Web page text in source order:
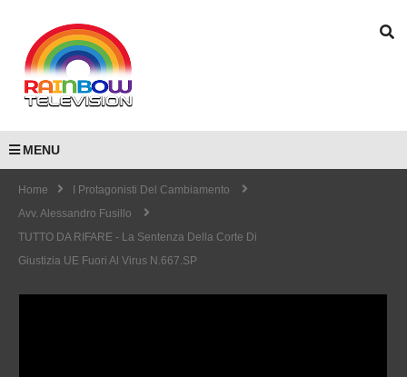
MENU
Home
I Protagonisti Del Cambiamento
Avv. Alessandro Fusillo
TUTTO DA RIFARE - La Sentenza Della Corte Di
Giustizia UE Fuori Al Virus N.667.SP